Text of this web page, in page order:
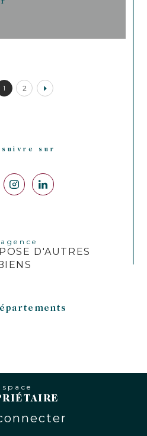
1 2
suivre sur
L'agence
D'AUTRES
Espace